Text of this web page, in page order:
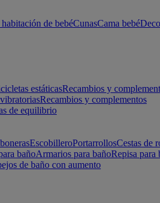
de bebéCunasCama bebé
estáticasRecambios y
Recambios y complementos
de equilibrio
EscobilleroPortarrollosCestas de
bañoArmarios para bañoRepisa para
de baño con aumento